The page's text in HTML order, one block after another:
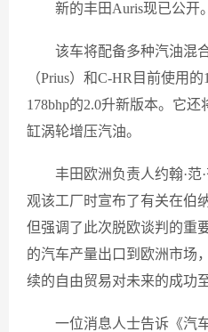
新的丰田Auris现已公开
该车将配备多种汽油混
（Prius）和C-HR目前使用
178bhp的2.0升新版本。它还
缸涡轮增压汽油。
丰田欧洲负责人约翰·范
观该工厂时宣布了有关在伯
但强调了此次脱欧谈判的重
的汽车产量出口到欧洲市场
续的自由贸易对未来的成功
一位消息人士告诉《汽